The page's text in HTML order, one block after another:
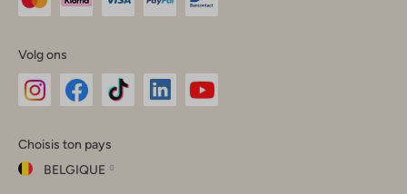
Volg ons
Instagram
Facebook
TikTok
Choisis ton pays
BELGIQUE